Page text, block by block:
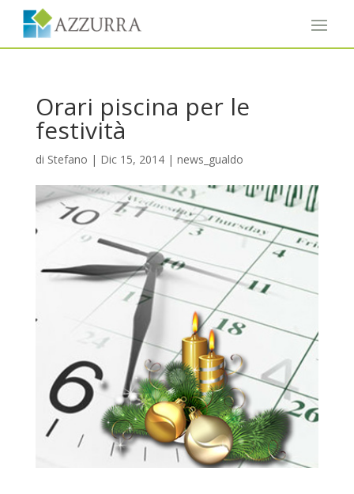
Orari piscina per le
festività
di Stefano | Dic 15, 2014| news_gualdo